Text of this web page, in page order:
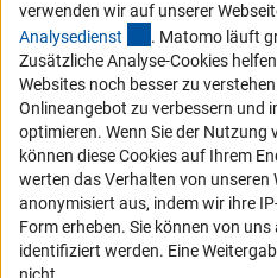
Barrierefreiheit
Service und Informationen für
Erklärung zur Barrierefreiheit
Barriere melden
DFG-aktuell
Erhalten Sie Neuigkeiten aus der
schauen Sie sich die Ausgaben online
verwenden wir auf unserer
Analysedienst (externer Link)
. Matomo läuft
Zusätzliche Analyse-Cookies
Websites noch besser zu
Onlineangebot zu verbessern und
optimieren. Wenn Sie der
können diese Cookies auf Ihrem
werten das Verhalten von unseren
anonymisiert aus, indem wir ihre
Form erheben. Sie können von
identifiziert werden. Eine